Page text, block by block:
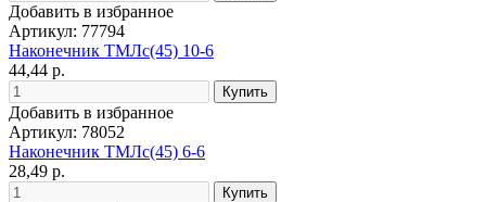
Добавить в избранное
Артикул: 77794
Наконечник ТМЛс(45) 10-6
44,44 р.
Добавить в избранное
Артикул: 78052
Наконечник ТМЛс(45) 6-6
28,49 р.